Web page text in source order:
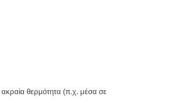
θερμότητα (π.χ. μέσα σε